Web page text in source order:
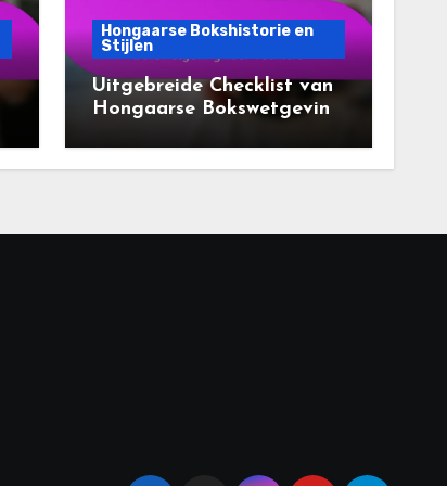
Hongaarse Bokshistorie en
Stijlen
Uitgebreide Checklist van
Hongaarse Bokswetgeving